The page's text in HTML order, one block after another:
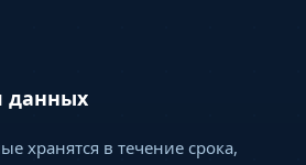
данных
хранятся в течение срока,